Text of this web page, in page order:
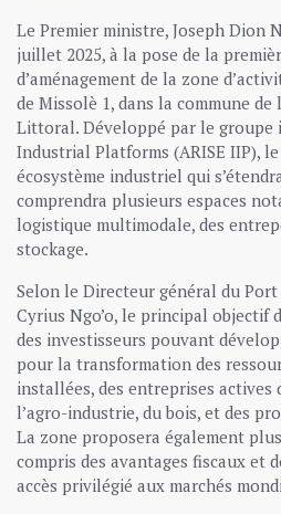
Le Premier ministre, Joseph Dion
juillet 2025, à la pose de la
d’aménagement de la zone
de Missolè 1, dans la commune de
Littoral. Développé par le groupe
Industrial Platforms (ARISE IIP),
écosystème industriel qui
comprendra plusieurs espaces
logistique multimodale, des
stockage.
Selon le Directeur général du
Cyrius Ngo’o, le principal objectif
des investisseurs pouvant
pour la transformation des
installées, des entreprises actives
l’agro-industrie, du bois, et des
La zone proposera également
compris des avantages fiscaux et
accès privilégié aux marchés